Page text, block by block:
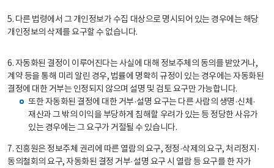
5. 다른 법령에서 그 개인정보가 수집 대상으로 명시되어 있는 경우에는 해당
개인정보의 삭제를 요구할 수 없습니다.
6. 자동화된 결정이 이루어진다는 사실에 대해 정보주체의 동의를 받았거나,
계약 등을 통해 미리 알린 경우, 법률에 명확히 규정이 있는 경우에는 자동화된
결정에 대한 거부는 인정되지 않으며 설명 및 검토 요구만 가능합니다.
또한 자동화된 결정에 대한 거부·설명 요구는 다른 사람의 생명·신체·
재산과 그 밖의 이익을 부당하게 침해할 우려가 있는 등 정당한 사유가
있는 경우에는 그 요구가 거절될 수 있습니다.
7. 진흥원은 정보주체 권리에 따른 열람의 요구, 정정·삭제의 요구, 처리정지·
동의철회의 요구, 자동화된 결정 거부·설명 요구 시 열람 등 요구를 한 자가